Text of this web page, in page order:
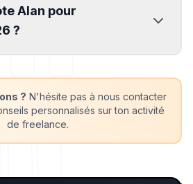
Alan pour
?
? N'hésite pas à nous contacter
personnalisés sur ton activité
de freelance.